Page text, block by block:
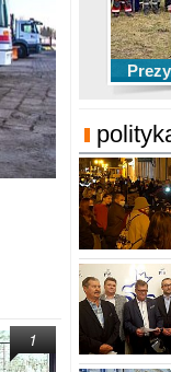
1
TOP
w
TOP
w